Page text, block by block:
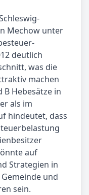
Mechow unter
deutlich
was die
machen
Hebesätze in
als im
hindeutet, dass
auf
Strategien in
und
sein.